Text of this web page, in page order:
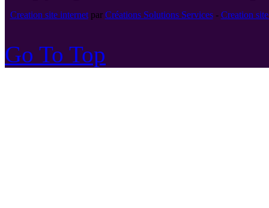
Creation site internetpar Créations Solutions Services- Creation
Go To Top